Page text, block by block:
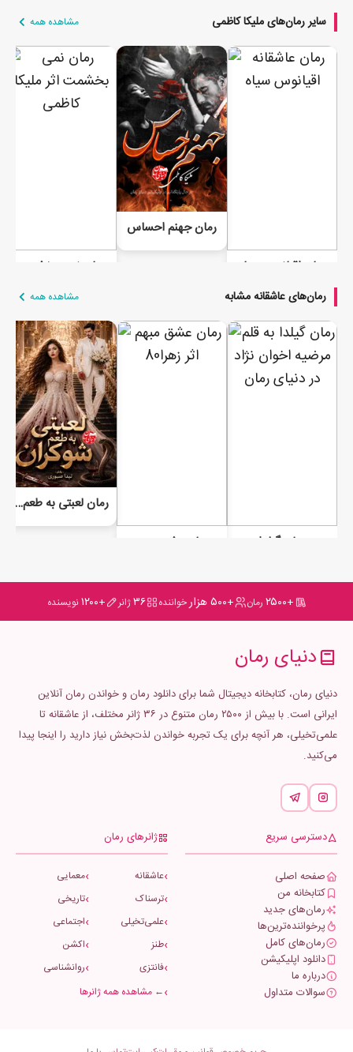
سایر رمان‌های ملیکا کاظمی مشاهده همه
رمان اقیانوس سیاه
رمان جهنم احساس
رمان نمی بخشمت
رمان‌های عاشقانه مشابه مشاهده همه
رمان گیلدا رمان عشق مبهم
رمان لعبتی به طعم شوکران
+۲۵۰۰ رمان +۵۰۰ هزار خواننده ۳۶ژانر +۱۲۰۰ نویسنده
دنیای رمان
دنیای رمان، کتابخانه دیجیتال شما برای دانلود رمان و خواندن رمان آنلاین
ایرانی است. با بیش از ۲۵۰۰ رمان متنوع در ۳۶ ژانر مختلف، از عاشقانه تا
علمی‌تخیلی، هر آنچه برای یک تجربه خواندن لذت‌بخش نیاز دارید را اینجا پیدا
می‌کنید.
دسترسی سریع
صفحه اصلی
کتابخانه من
رمان‌های جدید
پرخواننده‌ترین‌ها
رمان‌های کامل
دانلود اپلیکیشن
درباره ما
سوالات متداول
ژانرهای رمان
عاشقانه
معمایی
ترسناک
تاریخی
علمی‌تخیلی
اجتماعی
طنز
اکشن
فانتزی
روانشناسی
← مشاهده همه ژانرها